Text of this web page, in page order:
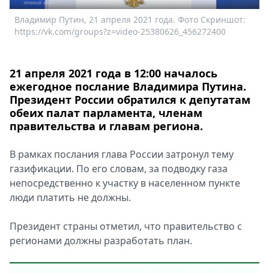
Скачай
Metro
Владимир Путин, 21 апреля 2021 года. Фото Скриншот:
https://vk.com/groups?z=video-25380626_456272400
21 апреля 2021 года в 12:00 началось
ежегодное послание Владимира Путина.
Президент России обратился к депутатам
обеих палат парламента, членам
правительства и главам региона.
В рамках послания глава России затронул тему
газификации. По его словам, за подводку газа
непосредственно к участку в населенном пункте
люди платить не должны.
Президент страны отметил, что правительство с
регионами должны разработать план.